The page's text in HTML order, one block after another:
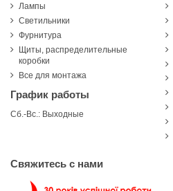
Лампы
Светильники
Фурнитура
Щиты, распределительные
коробки
Все для монтажа
График работы
Сб.-Вс.: Выходные
Свяжитесь с нами